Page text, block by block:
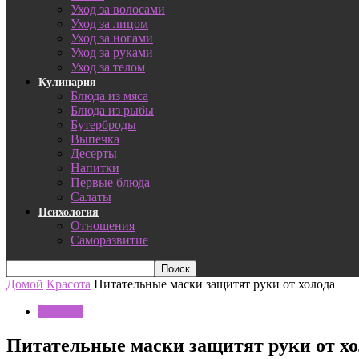
Уход за волосами
Уход за лицом
Уход за ногами
Уход за руками
Уход за телом
Кулинария
Блюда из мяса
Блюда из рыбы
Бутерброды
Выпечка
Десерты
Напитки
Первые блюда
Салаты
Психология
Отношения
Саморазвитие
Домой Красота Питательные маски защитят руки от холода
Питательные маски защитят руки от